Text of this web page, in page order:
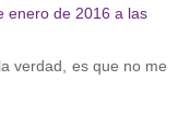
enero de 2016 a las
verdad, es que no me